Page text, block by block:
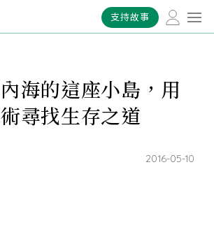
支持故事
海的這座小島，用
尋找生存之道
2016-05-10